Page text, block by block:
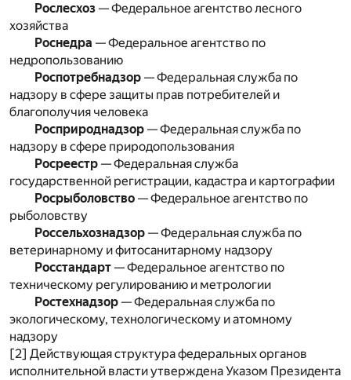
Рослесхоз — Федеральное агентство лесного
хозяйства
Роснедра — Федеральное агентство по
недропользованию
Роспотребнадзор — Федеральная служба по
надзору в сфере защиты прав потребителей и
благополучия человека
Росприроднадзор — Федеральная служба по
надзору в сфере природопользования
Росреестр — Федеральная служба
государственной регистрации, кадастра и картографии
Росрыболовство — Федеральное агентство по
рыболовству
Россельхознадзор — Федеральная служба по
ветеринарному и фитосанитарному надзору
Росстандарт — Федеральное агентство по
техническому регулированию и метрологии
Ростехнадзор — Федеральная служба по
экологическому, технологическому и атомному
надзору
[2] Действующая структура федеральных органов
исполнительной власти утверждена Указом Президента